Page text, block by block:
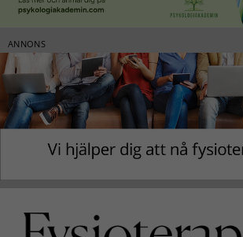
ANNONS
innehållet